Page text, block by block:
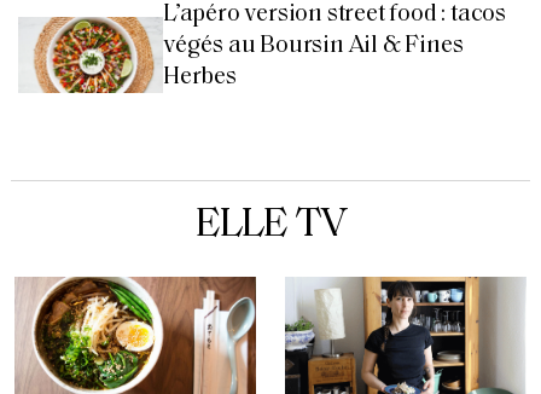
L’apéro version street food : tacos
végés au Boursin Ail & Fines
Herbes
ELLE TV